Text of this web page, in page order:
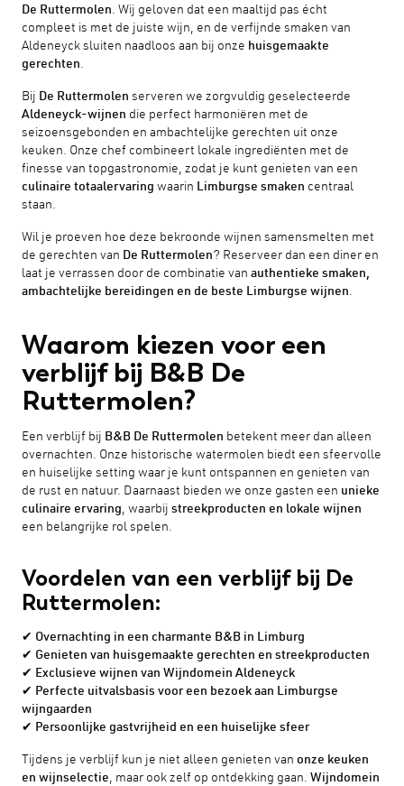
De Ruttermolen. Wij geloven dat een maaltijd pas écht
compleet is met de juiste wijn, en de verfijnde smaken van
Aldeneyck sluiten naadloos aan bij onze huisgemaakte
gerechten.
Bij De Ruttermolen serveren we zorgvuldig geselecteerde
Aldeneyck-wijnen die perfect harmoniëren met de
seizoensgebonden en ambachtelijke gerechten uit onze
keuken. Onze chef combineert lokale ingrediënten met de
finesse van topgastronomie, zodat je kunt genieten van een
culinaire totaalervaring waarin Limburgse smaken centraal
staan.
Wil je proeven hoe deze bekroonde wijnen samensmelten met
de gerechten van De Ruttermolen? Reserveer dan een diner en
laat je verrassen door de combinatie van authentieke smaken,
ambachtelijke bereidingen en de beste Limburgse wijnen.
Waarom kiezen voor een
verblijf bij B&B De
Ruttermolen?
Een verblijf bij B&B De Ruttermolen betekent meer dan alleen
overnachten. Onze historische watermolen biedt een sfeervolle
en huiselijke setting waar je kunt ontspannen en genieten van
de rust en natuur. Daarnaast bieden we onze gasten een unieke
culinaire ervaring, waarbij streekproducten en lokale wijnen
een belangrijke rol spelen.
Voordelen van een verblijf bij De
Ruttermolen:
✔ Overnachting in een charmante B&B in Limburg
✔ Genieten van huisgemaakte gerechten en streekproducten
✔ Exclusieve wijnen van Wijndomein Aldeneyck
✔ Perfecte uitvalsbasis voor een bezoek aan Limburgse
wijngaarden
✔ Persoonlijke gastvrijheid en een huiselijke sfeer
Tijdens je verblijf kun je niet alleen genieten van onze keuken
en wijnselectie, maar ook zelf op ontdekking gaan. Wijndomein